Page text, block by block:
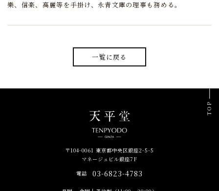
樂、信楽、高麗等を手掛け、永青文庫の理事も務める。
一覧に戻る
〒104-0061 東京都中央区銀座2-5-5
マネージュビル銀座7F
電話
03-6823-4783
TOP